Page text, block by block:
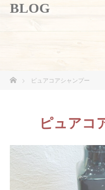
BLOG
ホームピュアコアシャンプー
ピュアコ